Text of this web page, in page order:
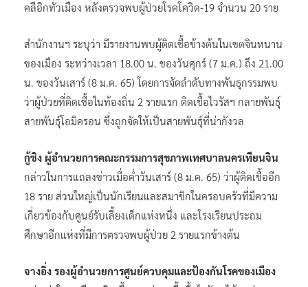
คลีอิกทั่วเมือง หลังตรวจพบผู้ป่วยโรคโควิด-19 จำนวน 20 ราย
สำนักงานฯ ระบุว่า มีรายงานพบผู้ติดเชื้อข้างต้นในเขตจินหนาน
ของเมือง ระหว่างเวลา 18.00 น. ของวันศุกร์ (7 ม.ค.) ถึง 21.00
น. ของวันเสาร์ (8 ม.ค. 65) โดยการจัดลำดับทางพันธุกรรมพบ
ว่าผู้ป่วยที่ติดเชื้อในท้องถิ่น 2 รายแรก ติดเชื้อไวรัสฯ กลายพันธุ์
สายพันธุ์โอมิครอน ซึ่งถูกจัดให้เป็นสายพันธุ์ที่น่ากังวล
กู้ชิง ผู้อำนวยการคณะกรรมการสุขภาพเทศบาลนครเทียนจิน
กล่าวในการแถลงข่าวเมื่อค่ำวันเสาร์ (8 ม.ค. 65) ว่าผู้ติดเชื้ออีก
18 ราย ส่วนใหญ่เป็นนักเรียนและสมาชิกในครอบครัวที่มีความ
เกี่ยวข้องกับศูนย์รับเลี้ยงเด็กแห่งหนึ่ง และโรงเรียนประถม
ศึกษาอีกแห่งที่มีการตรวจพบผู้ป่วย 2 รายแรกข้างต้น
จางอิ่ง รองผู้อำนวยการศูนย์ควบคุมและป้องกันโรคของเมือง